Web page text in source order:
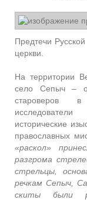
Предтечи
церкви.
На территории
село Сепыч –
староверов
исторические
православных
«раскол»
разгрома
стрельцы,
речкам Сепыч,
скиты были